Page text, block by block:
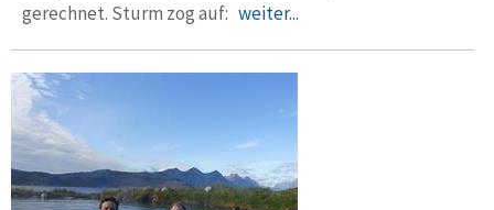
gerechnet. Sturm zog auf: weiter...